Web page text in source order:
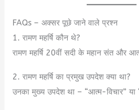
FAQs – अक्सर पूछे जाने वाले प्रश्न
1. रामण महर्षि कौन थे?
रामण महर्षि 20वीं सदी के महान संत और
2. रामण महर्षि का प्रमुख उपदेश क्या था?
उनका मुख्य उपदेश था – “आत्म-विचार” या